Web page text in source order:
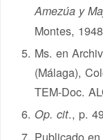
Amezúa y
Montes,
Ms. en
(Málaga),
TEM-Doc.
Op. cit., p.